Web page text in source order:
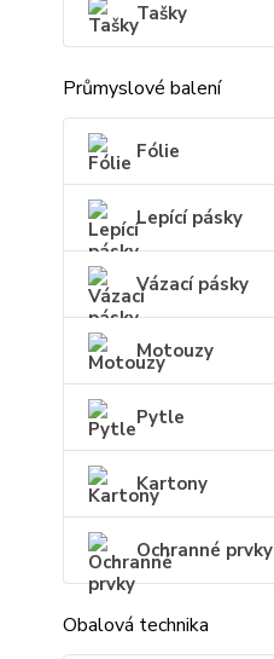
Tašky
Průmyslové balení
Fólie
Lepící pásky
Vázací pásky
Motouzy
Pytle
Kartony
Ochranné prvky
Obalová technika